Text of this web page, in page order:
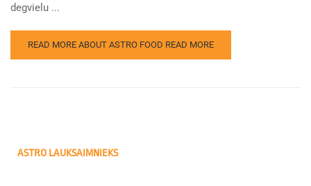
degvielu ...
READ MORE ABOUT ASTRO FOOD READ MORE
ASTRO LAUKSAIMNIEKS